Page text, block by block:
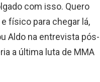
com isso. Quero
físico para chegar lá,
Aldo na entrevista pós-
a última luta de MMA